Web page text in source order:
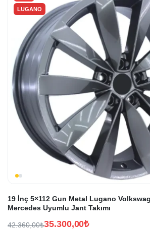
LUGANO
19 İnç 5×112 Gun Metal Lugano
Mercedes Uyumlu Jant Takımı
42.360,00₺35.300,00₺